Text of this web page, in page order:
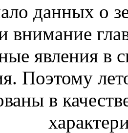
данных о
внимание
явления в
Поэтому
в